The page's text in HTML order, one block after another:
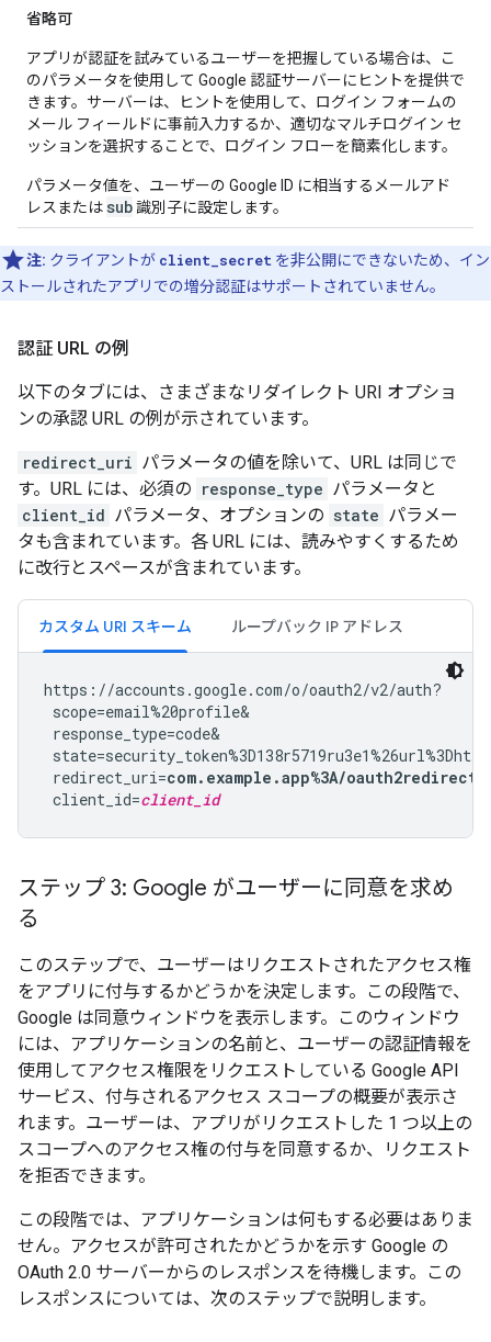
省略可
アプリが認証を試みているユーザーを把握している場合は、こ
のパラメータを使用して Google 認証サーバーにヒントを提供で
きます。サーバーは、ヒントを使用して、ログイン フォームの
メール フィールドに事前入力するか、適切なマルチログイン セ
ッションを選択することで、ログイン フローを簡素化します。
パラメータ値を、ユーザーの Google ID に相当するメールアド
レスまたは sub識別子に設定します。
注: クライアントが client_secret を非公開にできないため、イン
ストールされたアプリでの増分認証はサポートされていません。
認証 URL の例
以下のタブには、さまざまなリダイレクト URI オプショ
ンの承認 URL の例が示されています。
redirect_uri パラメータの値を除いて、URL は同じで
す。URL には、必須の response_type パラメータと
client_id パラメータ、オプションの state パラメー
タも含まれています。各 URL には、読みやすくするため
に改行とスペースが含まれています。
カスタム URI スキーム ループバック IP アドレス
https://accounts.google.com/o/oauth2/v2/auth?
scope=email%20profile&
response_type=code&
redirect_uri=com.example.app%3A/oauth2redirect
client_id=client_id
ステップ 3: Google がユーザーに同意を求め
る
このステップで、ユーザーはリクエストされたアクセス権
をアプリに付与するかどうかを決定します。この段階で、
Google は同意ウィンドウを表示します。このウィンドウ
には、アプリケーションの名前と、ユーザーの認証情報を
使用してアクセス権限をリクエストしている Google API
サービス、付与されるアクセス スコープの概要が表示さ
れます。ユーザーは、アプリがリクエストした 1 つ以上の
スコープへのアクセス権の付与を同意するか、リクエスト
を拒否できます。
この段階では、アプリケーションは何もする必要はありま
せん。アクセスが許可されたかどうかを示す Google の
OAuth 2.0 サーバーからのレスポンスを待機します。この
レスポンスについては、次のステップで説明します。